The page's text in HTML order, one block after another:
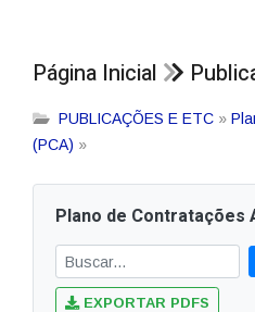
Página Inicial
PUBLICAÇÕES E ETC »
(PCA) »
Plano de Contratações
EXPORTAR PDFS